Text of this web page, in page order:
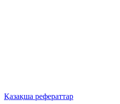
Қазақша рефераттар